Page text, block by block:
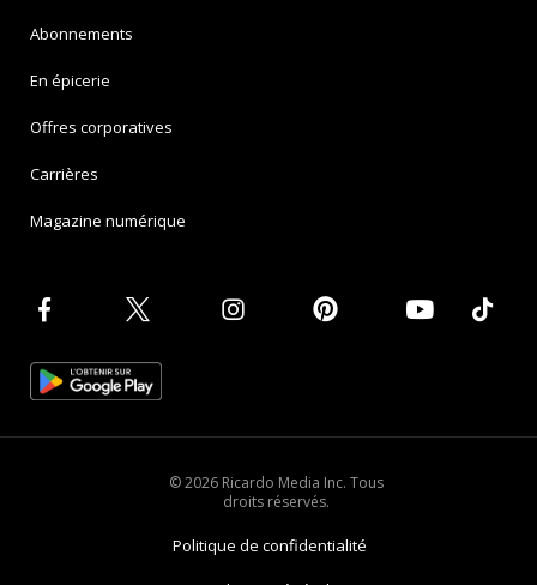
Abonnements
En épicerie
Offres corporatives
Carrières
Magazine numérique
© 2026 Ricardo Media Inc. Tous
droits réservés.
Politique de confidentialité